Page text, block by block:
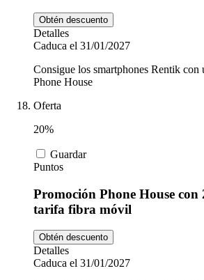
Obtén descuento
Detalles
Caduca el 31/01/2027
Consigue los smartphones Rentik con
Phone House
Oferta
20%
Guardar
Puntos
Promoción Phone House con
tarifa fibra móvil
Obtén descuento
Detalles
Caduca el 31/01/2027